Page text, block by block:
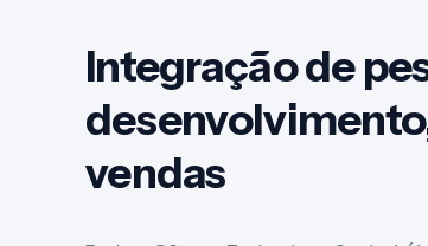
Integração de
vendas